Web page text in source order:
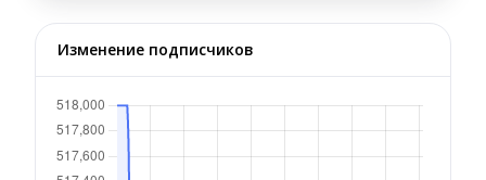
Изменение подписчиков